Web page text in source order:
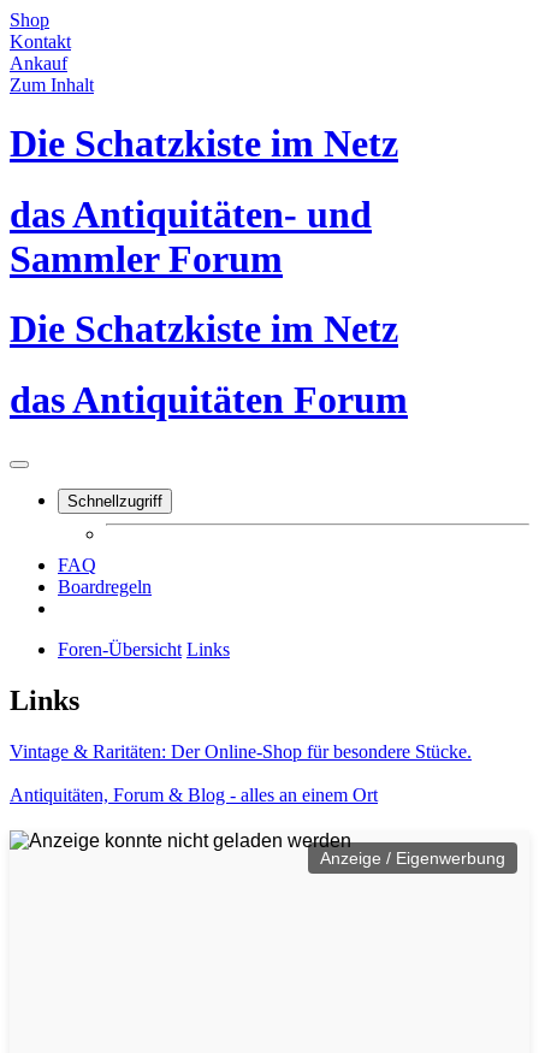
Shop
Kontakt
Ankauf
Zum Inhalt
Die Schatzkiste im Netz
das Antiquitäten- und
Sammler Forum
Die Schatzkiste im Netz
das Antiquitäten Forum
Schnellzugriff
FAQ
Boardregeln
Foren-Übersicht Links
Links
Vintage & Raritäten: Der Online-Shop für besondere Stücke.
Antiquitäten, Forum & Blog - alles an einem Ort
Anzeige / Eigenwerbung